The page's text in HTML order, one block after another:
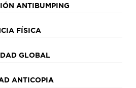
ANTIBUMPING
FÍSICA
GLOBAL
ANTICOPIA